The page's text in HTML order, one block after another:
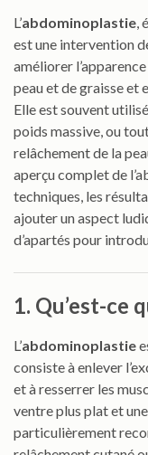
L’abdominoplastie,
est une intervention
améliorer
peau et de graisse et
Elle est souvent
poids massive, ou
relâchement de la
aperçu complet de
techniques, les
ajouter un aspect
d’apartés pour
1. Qu’est-ce
L’abdominoplastie
consiste à enlever
et à resserrer les
ventre plus plat et une
particulièrement